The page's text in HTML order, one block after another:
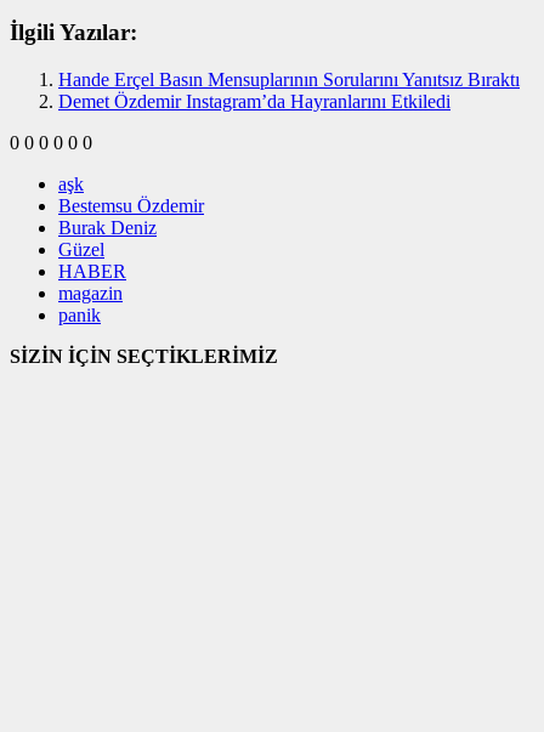
İlgili Yazılar:
Hande Erçel Basın Mensuplarının Sorularını Yanıtsız Bıraktı
Demet Özdemir Instagram’da Hayranlarını Etkiledi
0 0 0 0 0 0
aşk
Bestemsu Özdemir
Burak Deniz
Güzel
HABER
magazin
panik
SİZİN İÇİN SEÇTİKLERİMİZ